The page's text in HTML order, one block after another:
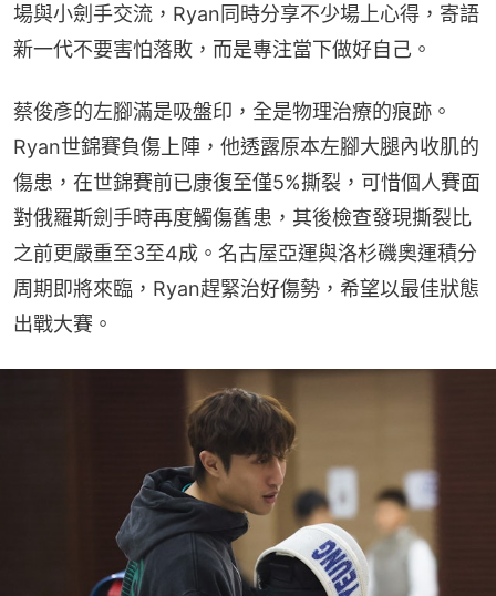
場與小劍手交流，Ryan同時分享不少場上心得，寄語
新一代不要害怕落敗，而是專注當下做好自己。
蔡俊彥的左腳滿是吸盤印，全是物理治療的痕跡。
Ryan世錦賽負傷上陣，他透露原本左腳大腿內收肌的
傷患，在世錦賽前已康復至僅5%撕裂，可惜個人賽面
對俄羅斯劍手時再度觸傷舊患，其後檢查發現撕裂比
之前更嚴重至3至4成。名古屋亞運與洛杉磯奧運積分
周期即將來臨，Ryan趕緊治好傷勢，希望以最佳狀態
出戰大賽。